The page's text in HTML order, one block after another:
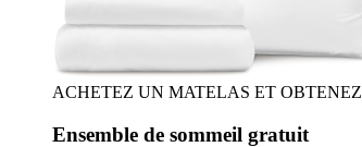
ACHETEZ UN MATELAS ET OBTENEZ
Ensemble de sommeil gratuit